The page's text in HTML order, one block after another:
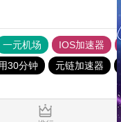
一元机场 IOS加速器
30分钟 元链加速器